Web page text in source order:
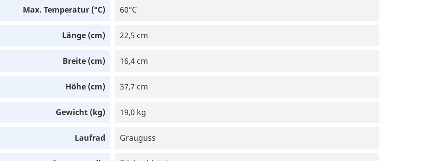
Max. Temperatur (°C) 60°C
Länge (cm) 22,5 cm
Breite (cm) 16,4 cm
Höhe (cm) 37,7 cm
Gewicht (kg) 19,0 kg
Laufrad Grauguss